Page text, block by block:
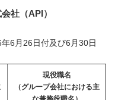
社（API）
年6月26日付及び6月30日
現役職名
（グループ会社における主